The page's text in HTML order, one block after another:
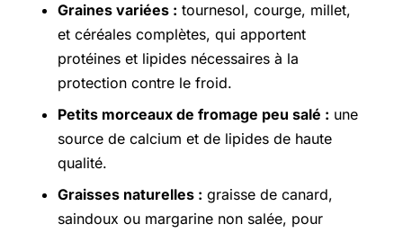
Graines variées : tournesol, courge, millet,
et céréales complètes, qui apportent
protéines et lipides nécessaires à la
protection contre le froid.
Petits morceaux de fromage peu salé : une
source de calcium et de lipides de haute
qualité.
Graisses naturelles : graisse de canard,
saindoux ou margarine non salée, pour